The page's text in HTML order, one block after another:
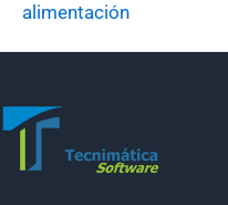
alimentación